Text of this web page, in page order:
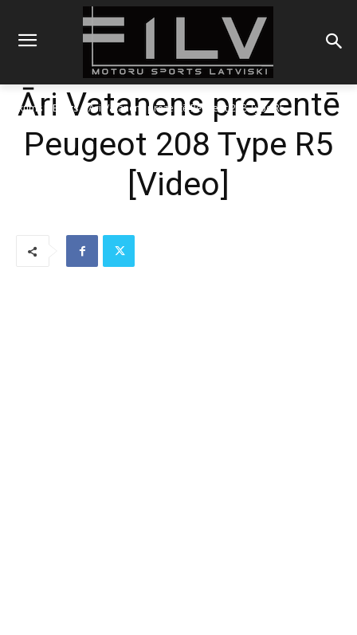
Sākums Blogs Āri Vatanens prezentē Peugeot 208 Type R5
Āri Vatanens prezentē
Peugeot 208 Type R5
[Video]